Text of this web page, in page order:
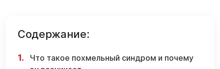
Содержание:
Что такое похмельный синдром и почему